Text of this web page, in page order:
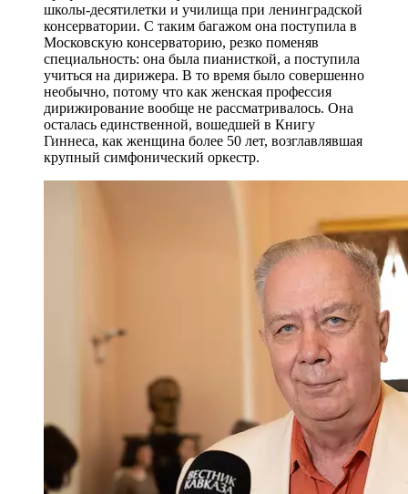
школы-десятилетки и училища при ленинградской
консерватории. С таким багажом она поступила в
Московскую консерваторию, резко поменяв
специальность: она была пианисткой, а поступила
учиться на дирижера. В то время было совершенно
необычно, потому что как женская профессия
дирижирование вообще не рассматривалось. Она
осталась единственной, вошедшей в Книгу
Гиннеса, как женщина более 50 лет, возглавлявшая
крупный симфонический оркестр.